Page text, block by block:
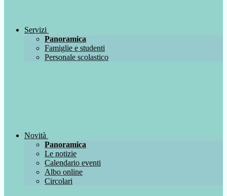
Servizi
Panoramica
Famiglie e studenti
Personale scolastico
Novità
Panoramica
Le notizie
Calendario eventi
Albo online
Circolari